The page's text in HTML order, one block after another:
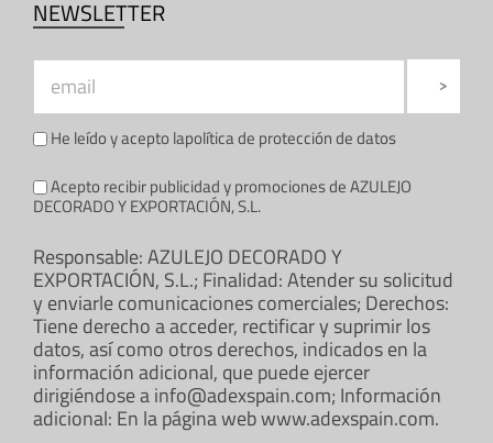
NEWSLETTER
He leído y acepto lapolítica de protección de datos
Acepto recibir publicidad y promociones de AZULEJO
DECORADO Y EXPORTACIÓN, S.L.
Responsable: AZULEJO DECORADO Y
EXPORTACIÓN, S.L.; Finalidad: Atender su solicitud
y enviarle comunicaciones comerciales; Derechos:
Tiene derecho a acceder, rectificar y suprimir los
datos, así como otros derechos, indicados en la
información adicional, que puede ejercer
dirigiéndose a info@adexspain.com; Información
adicional: En la página web www.adexspain.com.